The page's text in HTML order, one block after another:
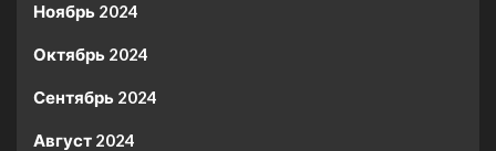
Ноябрь 2024
Октябрь 2024
Сентябрь 2024
Август 2024